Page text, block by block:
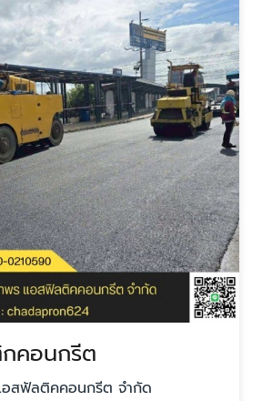
คอนกรีต
สฟัลติคคอนกรีต จำกัด